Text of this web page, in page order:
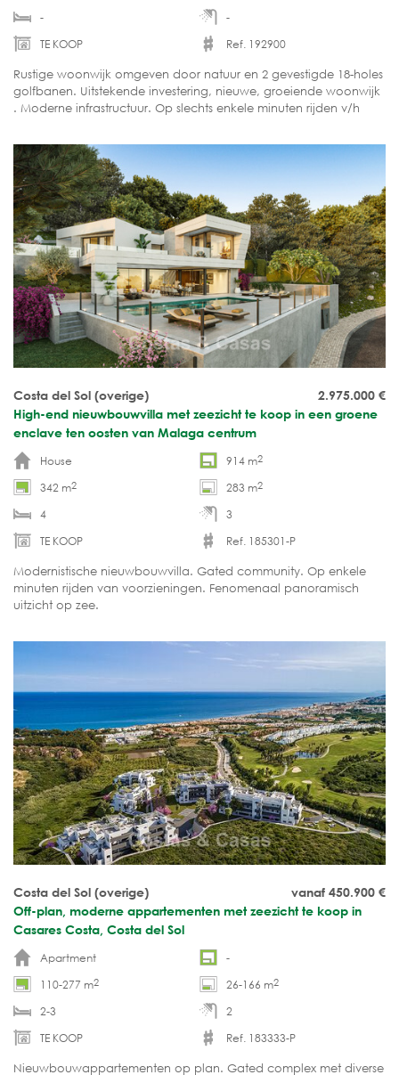
-
-
TE KOOP
Ref. 192900
Rustige woonwijk omgeven door natuur en 2 gevestigde 18-holes
golfbanen. Uitstekende investering, nieuwe, groeiende woonwijk
. Moderne infrastructuur. Op slechts enkele minuten rijden v/h
2.975.000 €
Costa del Sol (overige)
High-end nieuwbouwvilla met zeezicht te koop in een groene
enclave ten oosten van Malaga centrum
House
914 m2
342 m2 283 m2
4
3
TE KOOP
Ref. 185301-P
Modernistische nieuwbouwvilla. Gated community. Op enkele
minuten rijden van voorzieningen. Fenomenaal panoramisch
uitzicht op zee.
vanaf 450.900 €
Costa del Sol (overige)
Off-plan, moderne appartementen met zeezicht te koop in
Casares Costa, Costa del Sol
Apartment
-
110-277 m2 26-166 m2
2-3
2
TE KOOP
Ref. 183333-P
Nieuwbouwappartementen op plan. Gated complex met diverse